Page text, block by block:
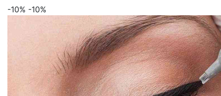
-10% -10%